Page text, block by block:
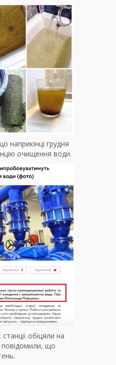
наприкінці грудня
очищення води.
обіцяли на
що